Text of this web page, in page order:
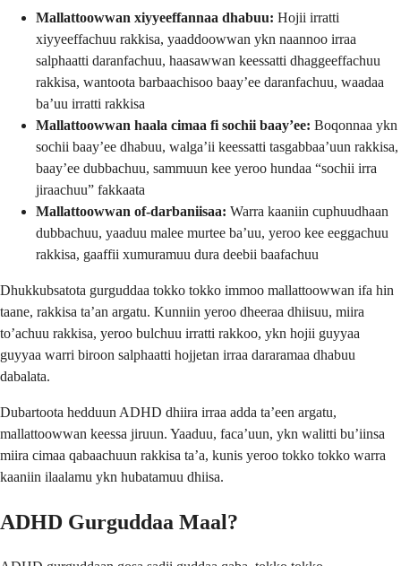
Mallattoowwan xiyyeeffannaa dhabuu: Hojii irratti
xiyyeeffachuu rakkisa, yaaddoowwan ykn naannoo irraa
salphaatti daranfachuu, haasawwan keessatti dhaggeeffachuu
rakkisa, wantoota barbaachisoo baay’ee daranfachuu, waadaa
ba’uu irratti rakkisa
Mallattoowwan haala cimaa fi sochii baay’ee: Boqonnaa ykn
sochii baay’ee dhabuu, walga’ii keessatti tasgabbaa’uun rakkisa,
baay’ee dubbachuu, sammuun kee yeroo hundaa “sochii irra
jiraachuu” fakkaata
Mallattoowwan of-darbaniisaa: Warra kaaniin cuphuudhaan
dubbachuu, yaaduu malee murtee ba’uu, yeroo kee eeggachuu
rakkisa, gaaffii xumuramuu dura deebii baafachuu
Dhukkubsatota gurguddaa tokko tokko immoo mallattoowwan ifa hin
taane, rakkisa ta’an argatu. Kunniin yeroo dheeraa dhiisuu, miira
to’achuu rakkisa, yeroo bulchuu irratti rakkoo, ykn hojii guyyaa
guyyaa warri biroon salphaatti hojjetan irraa dararamaa dhabuu
dabalata.
Dubartoota hedduun ADHD dhiira irraa adda ta’een argatu,
mallattoowwan keessa jiruun. Yaaduu, faca’uun, ykn walitti bu’iinsa
miira cimaa qabaachuun rakkisa ta’a, kunis yeroo tokko tokko warra
kaaniin ilaalamu ykn hubatamuu dhiisa.
ADHD Gurguddaa Maal?